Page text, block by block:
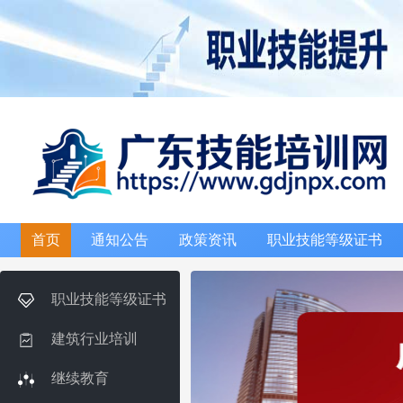
首页 通知公告 政策资讯 职业技能等级证书
职业技能等级证书
建筑行业培训
继续教育